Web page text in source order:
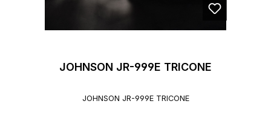
JOHNSON JR-999E TRICONE
JOHNSON JR-999E TRICONE